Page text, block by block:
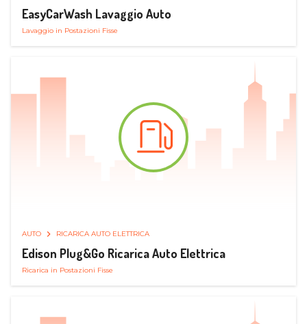
EasyCarWash Lavaggio Auto
Lavaggio in Postazioni Fisse
AUTO RICARICA AUTO ELETTRICA
Edison Plug&Go Ricarica Auto Elettrica
Ricarica in Postazioni Fisse